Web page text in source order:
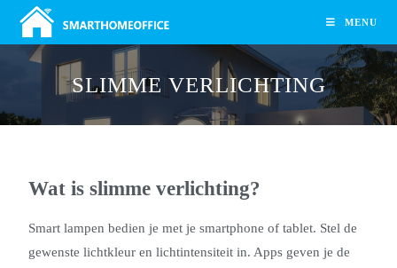
MENU
SLIMME VERLICHTING
Wat is slimme verlichting?
Smart lampen bedien je met je smartphone of tablet. Stel de
gewenste lichtkleur en lichtintensiteit in. Apps geven je de